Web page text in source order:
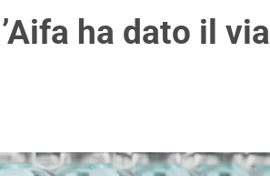
ha dato il via